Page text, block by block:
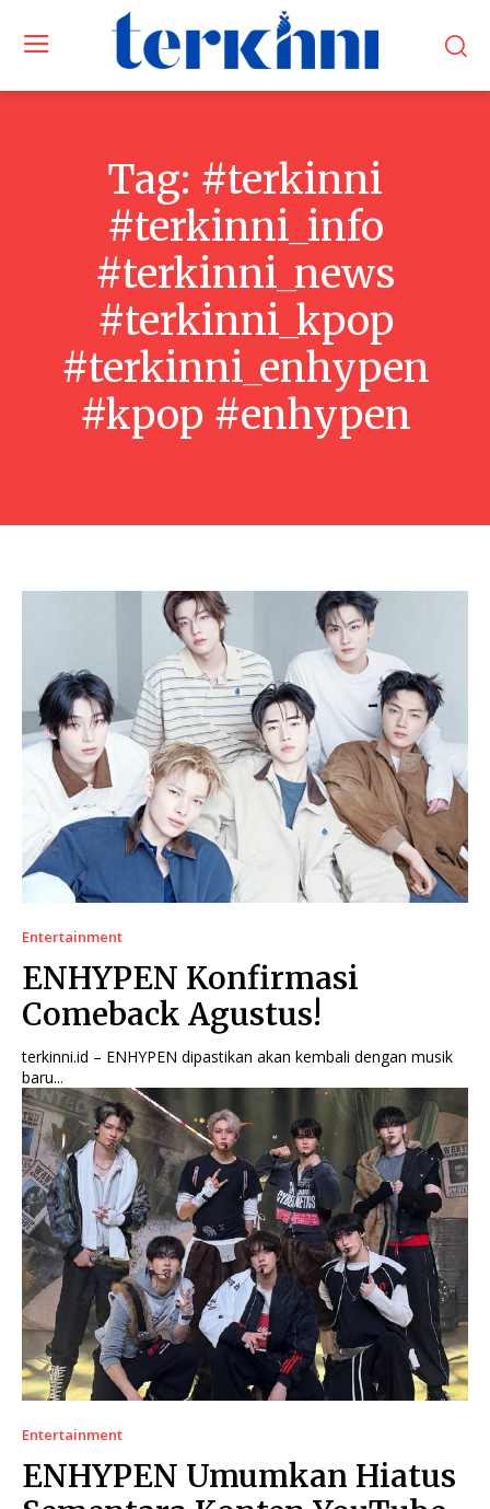
Tag: #terkinni
#terkinni_info
#terkinni_news
#terkinni_kpop
#terkinni_enhypen
#kpop #enhypen
Entertainment
ENHYPEN Konfirmasi
Comeback Agustus!
terkinni.id – ENHYPEN dipastikan akan kembali dengan musik
baru...
Entertainment
ENHYPEN Umumkan Hiatus